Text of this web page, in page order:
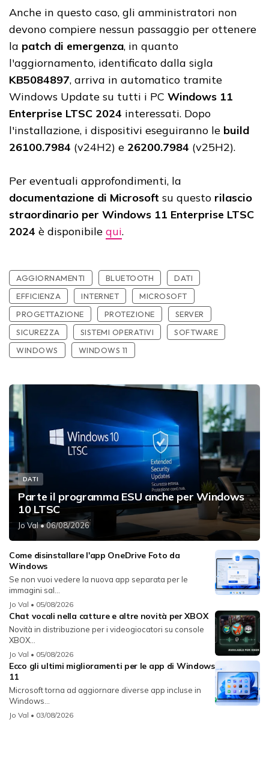
Anche in questo caso, gli amministratori non
devono compiere nessun passaggio per ottenere
la patch di emergenza, in quanto
l'aggiornamento, identificato dalla sigla
KB5084897, arriva in automatico tramite
Windows Update su tutti i PC Windows 11
Enterprise LTSC 2024 interessati. Dopo
l'installazione, i dispositivi eseguiranno le build
26100.7984 (v24H2) e 26200.7984 (v25H2).
Per eventuali approfondimenti, la
documentazione di Microsoft su questo rilascio
straordinario per Windows 11 Enterprise LTSC
2024 è disponibile qui.
AGGIORNAMENTI BLUETOOTH
DATI
EFFICIENZA
INTERNET
MICROSOFT
PROGETTAZIONE
PROTEZIONE
SERVER
SICUREZZA
SISTEMI OPERATIVI
SOFTWARE
WINDOWS
WINDOWS 11
DATI
Parte il programma ESU anche per Windows
10 LTSC
Jo Val• 06/08/2026
Come disinstallare l'app OneDrive Foto da
Windows
Se non vuoi vedere la nuova app separata per le
immagini sal...
Jo Val • 05/08/2026
Chat vocali nella catture e altre novità per XBOX
Novità in distribuzione per i videogiocatori su console
XBOX...
Jo Val • 05/08/2026
Ecco gli ultimi miglioramenti per le app di Windows
11
Microsoft torna ad aggiornare diverse app incluse in
Windows...
Jo Val • 03/08/2026